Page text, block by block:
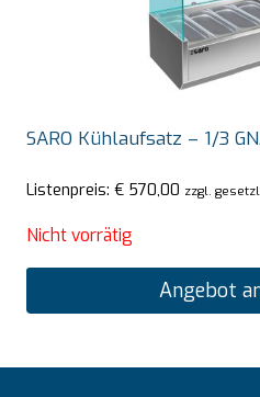
SARO Kühlaufsatz – 1/3
Listenpreis: € 570,00 zzgl.
Nicht vorrätig
Angebot